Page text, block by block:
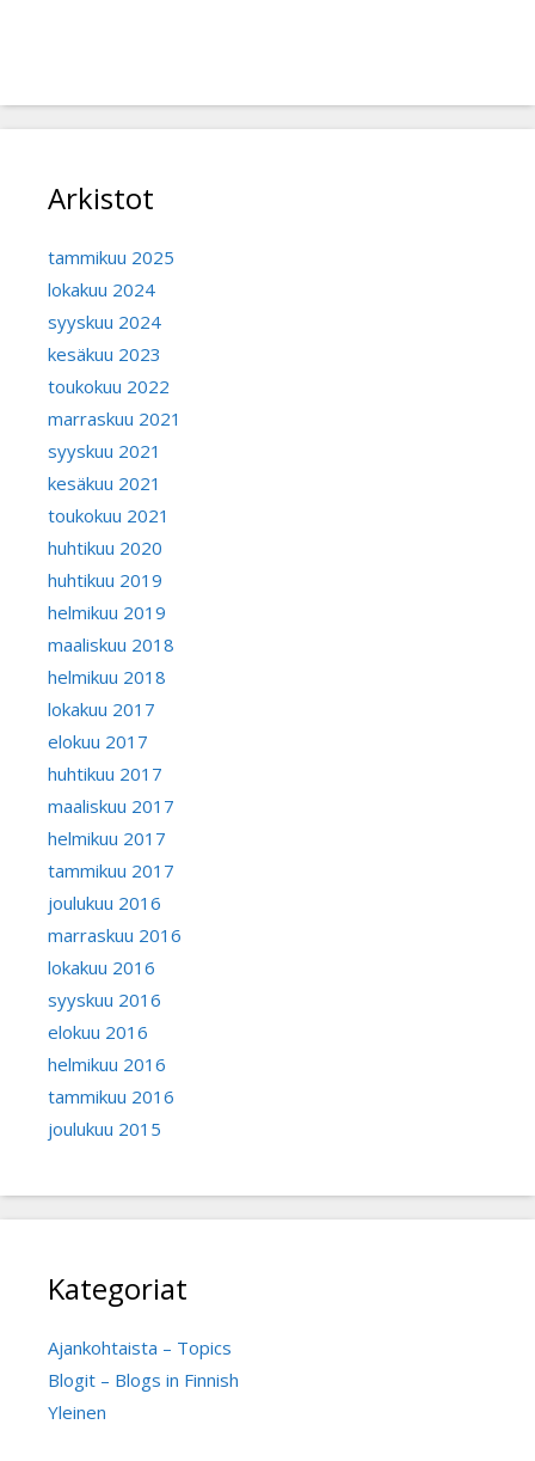
Arkistot
tammikuu 2025
lokakuu 2024
syyskuu 2024
kesäkuu 2023
toukokuu 2022
marraskuu 2021
syyskuu 2021
kesäkuu 2021
toukokuu 2021
huhtikuu 2020
huhtikuu 2019
helmikuu 2019
maaliskuu 2018
helmikuu 2018
lokakuu 2017
elokuu 2017
huhtikuu 2017
maaliskuu 2017
helmikuu 2017
tammikuu 2017
joulukuu 2016
marraskuu 2016
lokakuu 2016
syyskuu 2016
elokuu 2016
helmikuu 2016
tammikuu 2016
joulukuu 2015
Kategoriat
Ajankohtaista – Topics
Blogit – Blogs in Finnish
Yleinen